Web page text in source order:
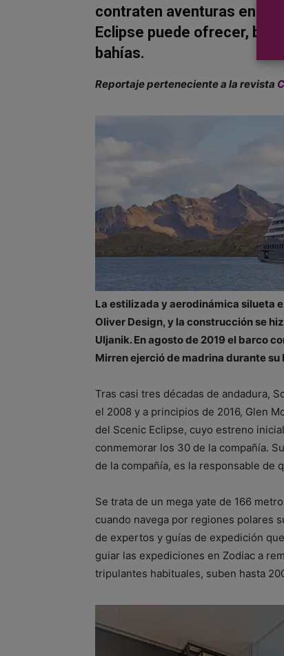
contraten aventuras en
Eclipse puede ofrecer,
bahías.
Reportaje perteneciente a la revista
La estilizada y aerodinámica silueta
Oliver Design, y la construcción se
Uljanik. En agosto de 2019 el barco
Mirren ejerció de madrina durante su
Tras casi tres décadas de andadura,
el 2008 y a principios de 2016, Glen
del Scenic Eclipse, cuyo estreno
conmemorar los 30 de la compañía.
de la compañía, es la responsable de
Se trata de un mega yate de 166
cuando navega por regiones polares
de expertos y guías de expedición
guiar las expediciones en Zodiac a
tripulantes habituales, suben hasta